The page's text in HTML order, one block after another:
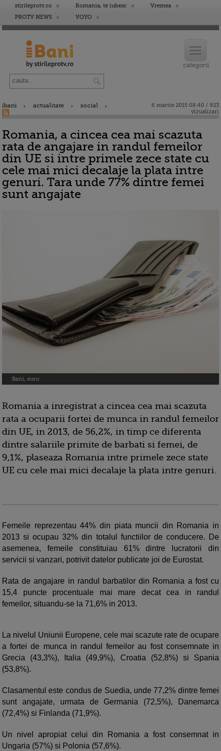
stirileprotv.ro Romania, te iubesc
Vremea
PROTV NEWS
VOYO
ibani actualitate social
6 martie 2015 08:40 / 923
vizualizari
Romania, a cincea cea mai scazuta
rata de angajare in randul femeilor
din UE si intre primele zece state cu
cele mai mici decalaje la plata intre
genuri. Tara unde 77% dintre femei
sunt angajate
Bani, euro
Romania a inregistrat a cincea cea mai scazuta
rata a ocuparii fortei de munca in randul femeilor
din UE, in 2013, de 56,2%, in timp ce diferenta
dintre salariile primite de barbati si femei, de
9,1%, plaseaza Romania intre primele zece state
UE cu cele mai mici decalaje la plata intre genuri.
Femeile reprezentau 44% din piata muncii din Romania in
2013 si ocupau 32% din totalul functiilor de conducere. De
asemenea, femeile constituiau 61% dintre lucratorii din
servicii si vanzari, potrivit datelor publicate joi de Eurostat.
Rata de angajare in randul barbatilor din Romania a fost cu
15,4 puncte procentuale mai mare decat cea in randul
femeilor, situandu-se la 71,6% in 2013.
La nivelul Uniunii Europene, cele mai scazute rate de ocupare
a fortei de munca in randul femeilor au fost consemnate in
Grecia (43,3%), Italia (49,9%), Croatia (52,8%) si Spania
(53,8%).
Clasamentul este condus de Suedia, unde 77,2% dintre femei
sunt angajate, urmata de Germania (72,5%), Danemarca
(72,4%) si Finlanda (71,9%).
Un nivel apropiat celui din Romania a fost consemnat in
Ungaria (57%) si Polonia (57,6%).